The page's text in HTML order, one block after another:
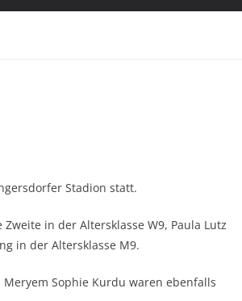
Stadion statt.
in der Altersklasse W9, Paula Lutz
in der Altersklasse M9.
Sophie Kurdu waren ebenfalls